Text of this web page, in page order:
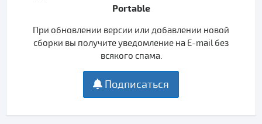
Portable
При обновлении версии или добавлении новой
сборки вы получите уведомление на E-mail без
всякого спама.
Подписаться